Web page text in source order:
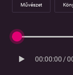
Művészet
00:00:00/